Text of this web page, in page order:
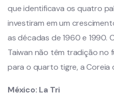
que identificava os quatro
investiram em um
as décadas de 1960 e 1990.
Taiwan não têm tradição no
para o quarto tigre, a Coreia
México: La Tri